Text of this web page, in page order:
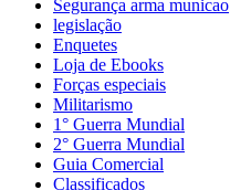
Segurança arma municao
legislação
Enquetes
Loja de Ebooks
Forças especiais
Militarismo
1° Guerra Mundial
2° Guerra Mundial
Guia Comercial
Classificados